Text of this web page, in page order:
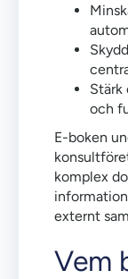
Stärk
och
E-boken
komplex
externt
Vem